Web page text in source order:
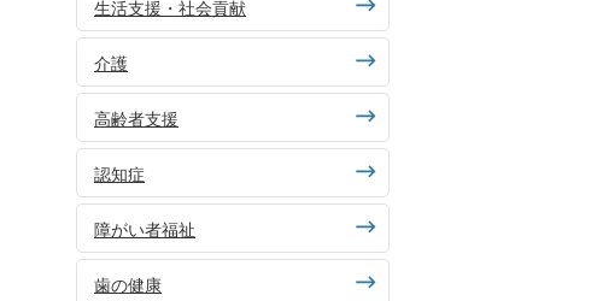
生活支援・社会貢献
介護
高齢者支援
認知症
障がい者福祉
歯の健康